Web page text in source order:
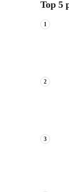
Top 5